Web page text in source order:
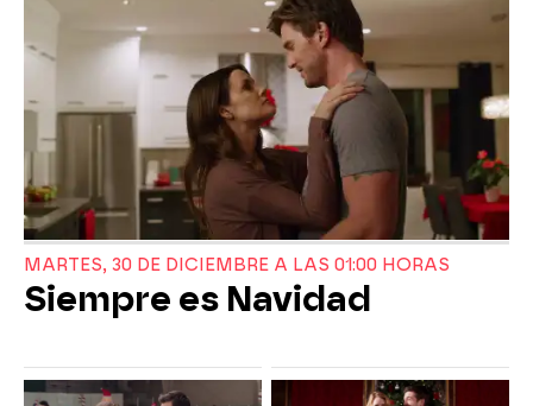
MARTES, 30 DE DICIEMBRE A LAS 01:00 HORAS
Siempre es Navidad